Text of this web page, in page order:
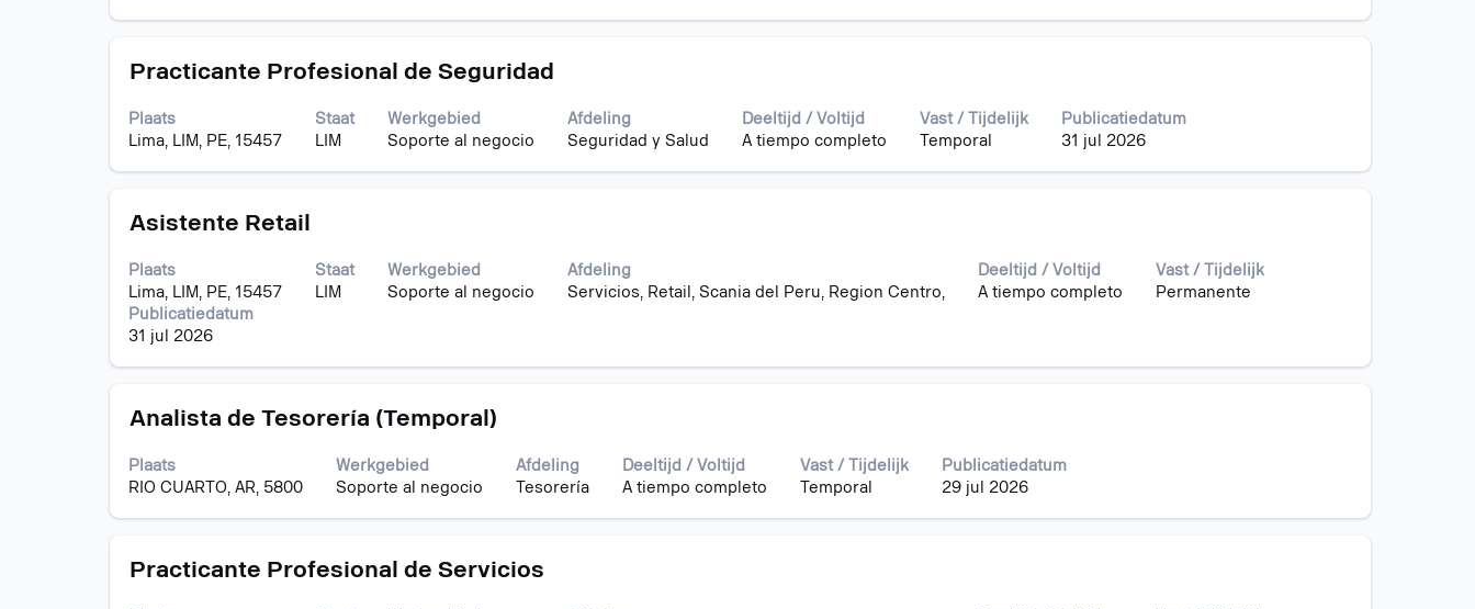
geven.
volledige
van
functiegegevens
weer
geven.
Titel
Practicante Profesional de Seguridad
Plaats
Lima, LIM, PE, 15457
Staat
LIM
Werkgebied
Soporte al negocio
Afdeling
Seguridad y Salud
Deeltijd / Voltijd
A tiempo completo
Vast / Tijdelijk
Temporal
Publicatiedatum
31 jul 2026
Selecteer
spatiebalk
om
volledige
van
functiegegevens
weer
te
geven.
Titel
Asistente Retail
Plaats
Lima, LIM, PE, 15457
Staat
LIM
Werkgebied
Soporte al negocio
Afdeling
Servicios, Retail, Scania del Peru, Region Centro,
Deeltijd / Voltijd
A tiempo completo
Vast / Tijdelijk
Permanente
Publicatiedatum
31 jul 2026
Selecteer
spatiebalk
om
de
volledige
inhoud
van
functiegegevens
te
geven.
Titel
Analista de Tesorería (Temporal)
Plaats
RIO CUARTO, AR, 5800
Werkgebied
Soporte al negocio
Afdeling
Tesorería
Deeltijd / Voltijd
A tiempo completo
Vast / Tijdelijk
Temporal
Publicatiedatum
29 jul 2026
Selecteer
spatiebalk
om
volledige
van
Titel
Practicante Profesional de Servicios
Selecteer